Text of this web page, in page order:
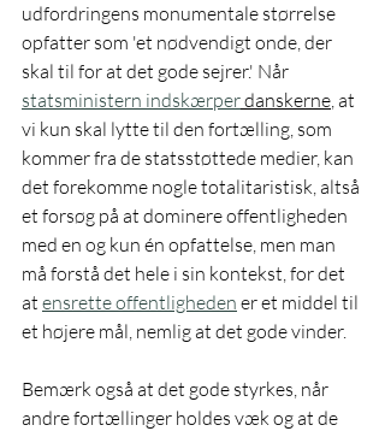
udfordringens monumentale størrelse
opfatter som 'et nødvendigt onde, der
skal til for at det gode sejrer.' Når
statsministern indskærper danskerne, at
vi kun skal lytte til den fortælling, som
kommer fra de statsstøttede medier, kan
det forekomme nogle totalitaristisk, altså
et forsøg på at dominere offentligheden
med en og kun én opfattelse, men man
må forstå det hele i sin kontekst, for det
at ensrette offentligheden er et middel til
et højere mål, nemlig at det gode vinder.
Bemærk også at det gode styrkes, når
andre fortællinger holdes væk og at de